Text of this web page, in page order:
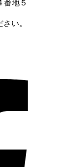
番地５
い。